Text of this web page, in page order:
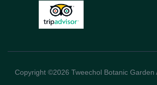
Copyright ©2026 Tweechol Botanic Garden